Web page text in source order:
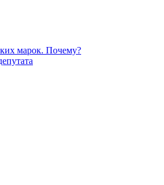
марок. Почему?